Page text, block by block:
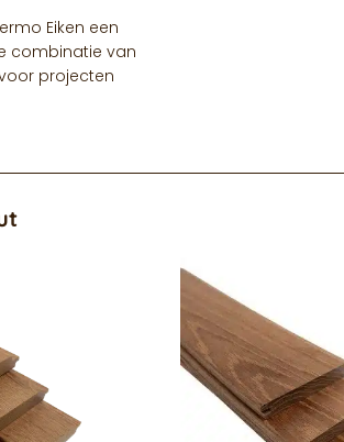
Eiken een
combinatie van
projecten